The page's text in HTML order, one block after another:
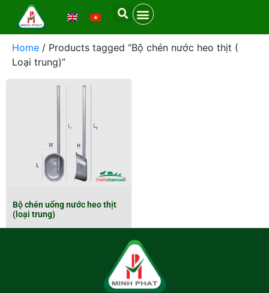
Home / Products tagged “Bộ chén nước heo thịt (
Loại trung)”
Bộ chén uống nước heo thịt
(loại trung)